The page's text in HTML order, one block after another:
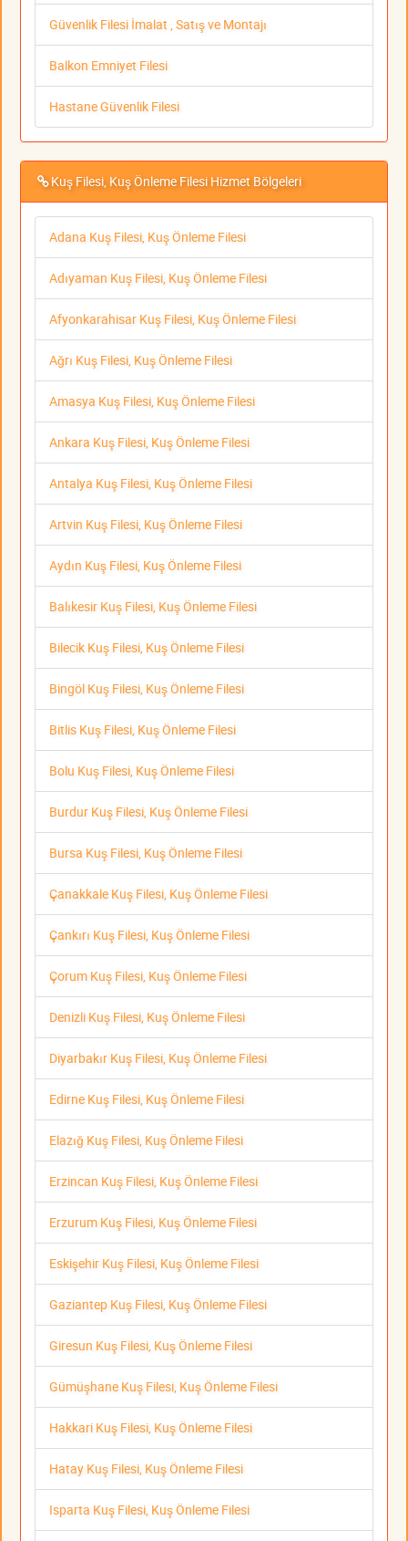
Güvenlik Filesi İmalat , Satış ve Montajı
Balkon Emniyet Filesi
Hastane Güvenlik Filesi
Kuş Filesi, Kuş Önleme Filesi Hizmet Bölgeleri
Adana Kuş Filesi, Kuş Önleme Filesi
Adıyaman Kuş Filesi, Kuş Önleme Filesi
Afyonkarahisar Kuş Filesi, Kuş Önleme Filesi
Ağrı Kuş Filesi, Kuş Önleme Filesi
Amasya Kuş Filesi, Kuş Önleme Filesi
Ankara Kuş Filesi, Kuş Önleme Filesi
Antalya Kuş Filesi, Kuş Önleme Filesi
Artvin Kuş Filesi, Kuş Önleme Filesi
Aydın Kuş Filesi, Kuş Önleme Filesi
Balıkesir Kuş Filesi, Kuş Önleme Filesi
Bilecik Kuş Filesi, Kuş Önleme Filesi
Bingöl Kuş Filesi, Kuş Önleme Filesi
Bitlis Kuş Filesi, Kuş Önleme Filesi
Bolu Kuş Filesi, Kuş Önleme Filesi
Burdur Kuş Filesi, Kuş Önleme Filesi
Bursa Kuş Filesi, Kuş Önleme Filesi
Çanakkale Kuş Filesi, Kuş Önleme Filesi
Çankırı Kuş Filesi, Kuş Önleme Filesi
Çorum Kuş Filesi, Kuş Önleme Filesi
Denizli Kuş Filesi, Kuş Önleme Filesi
Diyarbakır Kuş Filesi, Kuş Önleme Filesi
Edirne Kuş Filesi, Kuş Önleme Filesi
Elazığ Kuş Filesi, Kuş Önleme Filesi
Erzincan Kuş Filesi, Kuş Önleme Filesi
Erzurum Kuş Filesi, Kuş Önleme Filesi
Eskişehir Kuş Filesi, Kuş Önleme Filesi
Gaziantep Kuş Filesi, Kuş Önleme Filesi
Giresun Kuş Filesi, Kuş Önleme Filesi
Gümüşhane Kuş Filesi, Kuş Önleme Filesi
Hakkari Kuş Filesi, Kuş Önleme Filesi
Hatay Kuş Filesi, Kuş Önleme Filesi
Isparta Kuş Filesi, Kuş Önleme Filesi